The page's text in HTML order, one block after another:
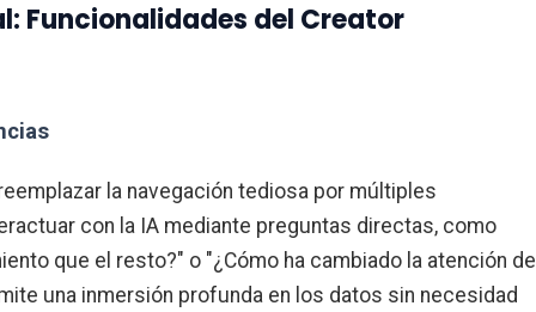
Funcionalidades del Creator
la navegación tediosa por múltiples
con la IA mediante preguntas directas, como
que el resto?" o "¿Cómo ha cambiado la atención de
una inmersión profunda en los datos sin necesidad